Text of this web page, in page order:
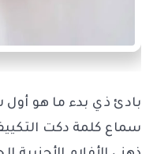
بادئ ذي بدء ما هو أول
سماع كلمة دكت